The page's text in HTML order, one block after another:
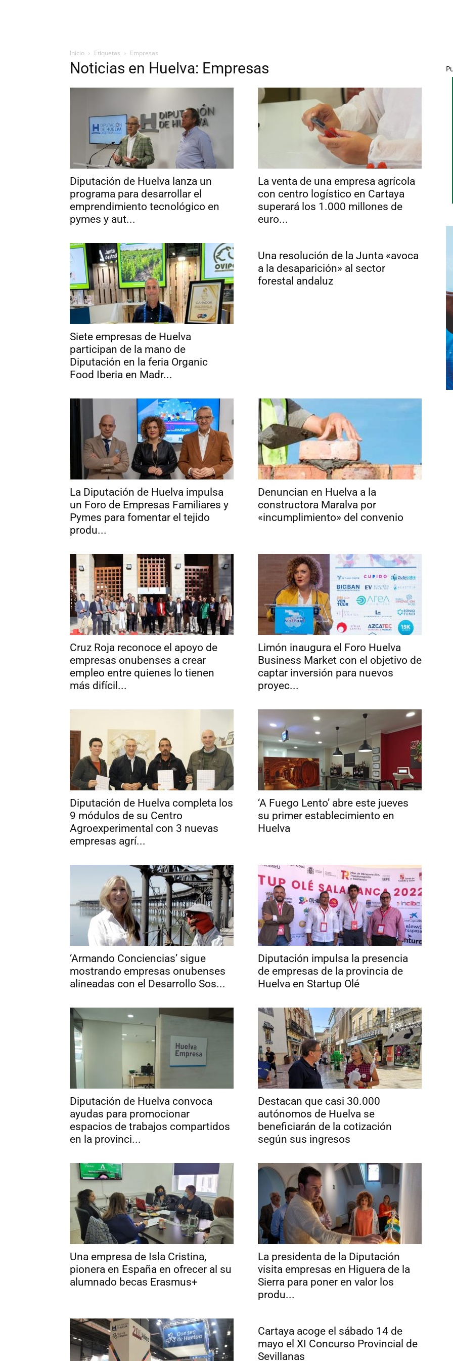
Inicio Etiquetas Empresas
Noticias en Huelva: Empresas
Diputación de Huelva lanza un
programa para desarrollar el
emprendimiento tecnológico en
pymes y aut...
La venta de una empresa agrícola
con centro logístico en Cartaya
superará los 1.000 millones de
euro...
Siete empresas de Huelva
participan de la mano de
Diputación en la feria Organic
Food Iberia en Madr...
Una resolución de la Junta «avoca
a la desaparición» al sector
forestal andaluz
La Diputación de Huelva impulsa
un Foro de Empresas Familiares y
Pymes para fomentar el tejido
produ...
Denuncian en Huelva a la
constructora Maralva por
«incumplimiento» del convenio
Cruz Roja reconoce el apoyo de
empresas onubenses a crear
empleo entre quienes lo tienen
más difícil...
Limón inaugura el Foro Huelva
Business Market con el objetivo de
captar inversión para nuevos
proyec...
Diputación de Huelva completa los
9 módulos de su Centro
Agroexperimental con 3 nuevas
empresas agrí...
‘A Fuego Lento’ abre este jueves
su primer establecimiento en
Huelva
‘Armando Conciencias’ sigue
mostrando empresas onubenses
alineadas con el Desarrollo Sos...
Diputación impulsa la presencia
de empresas de la provincia de
Huelva en Startup Olé
Diputación de Huelva convoca
ayudas para promocionar
espacios de trabajos compartidos
en la provinci...
Destacan que casi 30.000
autónomos de Huelva se
beneficiarán de la cotización
según sus ingresos
Una empresa de Isla Cristina,
pionera en España en ofrecer al su
alumnado becas Erasmus+
La presidenta de la Diputación
visita empresas en Higuera de la
Sierra para poner en valor los
produ...
Cartaya acoge el sábado 14 de
mayo el XI Concurso Provincial de
Sevillanas